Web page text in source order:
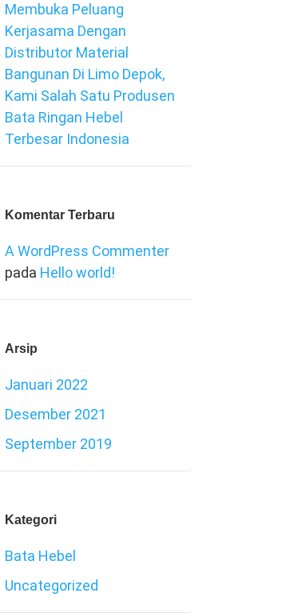
Membuka Peluang
Kerjasama Dengan
Distributor Material
Bangunan Di Limo Depok,
Kami Salah Satu Produsen
Bata Ringan Hebel
Terbesar Indonesia
Komentar Terbaru
A WordPress Commenter
pada Hello world!
Arsip
Januari 2022
Desember 2021
September 2019
Kategori
Bata Hebel
Uncategorized